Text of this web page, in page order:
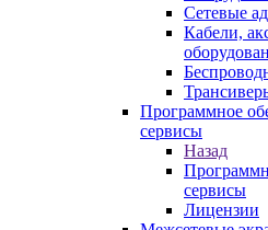
Сетевые
Кабели,
Программное
сервисы
Назад
сервисы
Лицензии